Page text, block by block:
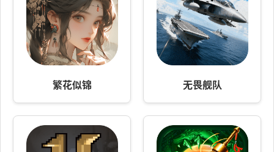
繁花似锦 无畏舰队